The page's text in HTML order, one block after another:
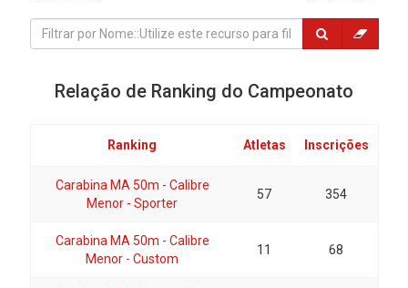
Relação de Ranking do Campeonato
Ranking Atletas Inscrições
Carabina MA 50m - Calibre
Menor - Sporter
57 354
Carabina MA 50m - Calibre
Menor - Custom
11 68